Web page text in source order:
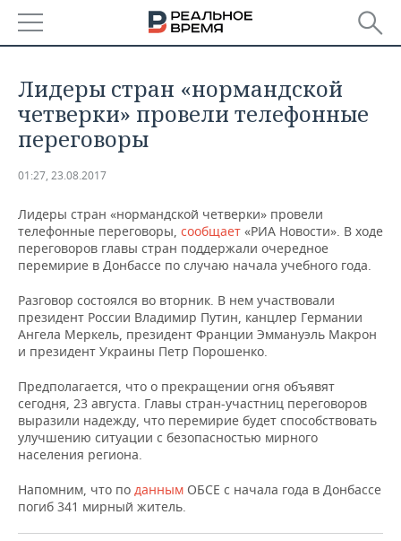
БАШКОРТОСТАН
ТАТАРСТАН
НОВОСТИ
АНАЛИТИКА
ДЕКЛАРАЦИИ О ДОХОДАХ
КОРОЛИ ГОСЗАКАЗА ПФО
ВУЗЫ ТАТАРСТАНА
КОМУ ПРИНАДЛЕЖАТ
ТАТАРСТАНА
НОВОСТИ ЭКОНОМИКИ
ФИНАНСЫ
БАНКИ
БЮДЖЕТ
ИНВЕСТИЦИИ
ПРОМЫШЛЕННОСТЬ
НОВОСТИ
АГРОПРОМ
НЕФТЕХИМИЯ
НЕФТЬ
ОПК
ЭНЕРГЕТИКА
НЕДВИЖИМОСТЬ
НОВОСТИ НЕДВИЖИМОСТИ
АВТО
НОВОСТИ АВТО
БИЗНЕС
НОВОСТИ БИЗНЕСА
РОЗНИЧНАЯ ТОРГОВЛЯ
ТЕХНОЛОГИИ
НОВОСТИ ТЕХНОЛОГИЙ
МЕРОПРИЯТИЯ
ВЫЕЗДНАЯ РЕДАКЦИЯ
НОВОСТИ СПОРТА
Лидеры стран «нормандской
четверки» провели телефонные
переговоры
01:27, 23.08.2017
Лидеры стран «нормандской четверки» провели
телефонные переговоры, сообщает «РИА Новости». В ходе
переговоров главы стран поддержали очередное
перемирие в Донбассе по случаю начала учебного года.
Разговор состоялся во вторник. В нем участвовали
президент России Владимир Путин, канцлер Германии
Ангела Меркель, президент Франции Эммануэль Макрон
и президент Украины Петр Порошенко.
Предполагается, что о прекращении огня объявят
сегодня, 23 августа. Главы стран-участниц переговоров
выразили надежду, что перемирие будет способствовать
улучшению ситуации с безопасностью мирного
населения региона.
Напомним, что по данным ОБСЕ с начала года в Донбассе
погиб 341 мирный житель.